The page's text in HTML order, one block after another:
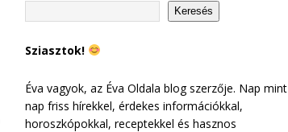
Keresés
Sziasztok!
Éva vagyok, az Éva Oldala blog szerzője. Nap mint
nap friss hírekkel, érdekes információkkal,
horoszkópokkal, receptekkel és hasznos